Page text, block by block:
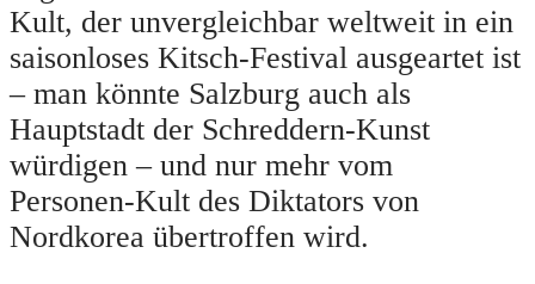
Kult, der unvergleichbar weltweit in ein
saisonloses Kitsch-Festival ausgeartet ist
– man könnte Salzburg auch als
Hauptstadt der Schreddern-Kunst
würdigen – und nur mehr vom
Personen-Kult des Diktators von
Nordkorea übertroffen wird.